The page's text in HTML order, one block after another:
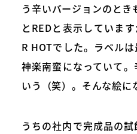
う辛いバージョンのとき
とREDと表示していま
R HOTでした。ラベル
神楽南蛮になっていて
いう（笑）。そんな絵に
うちの社内で完成品の